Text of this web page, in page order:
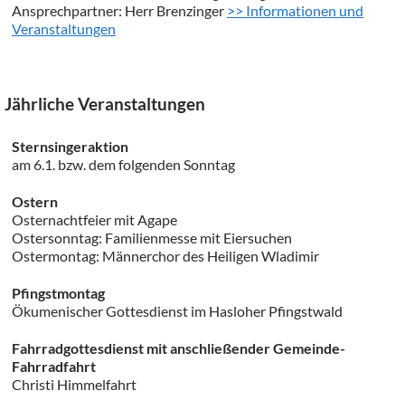
Ansprechpartner: Herr Brenzinger >> Informationen und
Veranstaltungen
Jährliche Veranstaltungen
Sternsingeraktion
am 6.1. bzw. dem folgenden Sonntag
Ostern
Osternachtfeier mit Agape
Ostersonntag: Familienmesse mit Eiersuchen
Ostermontag: Männerchor des Heiligen Wladimir
Pfingstmontag
Ökumenischer Gottesdienst im Hasloher Pfingstwald
Fahrradgottesdienst mit anschließender Gemeinde-
Fahrradfahrt
Christi Himmelfahrt